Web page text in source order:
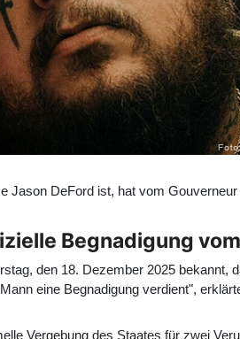
Jason DeFord ist, hat vom
Begnadigung
den 18. Dezember 2025
eine Begnadigung verdient",
Vergebung des Staates für zwei